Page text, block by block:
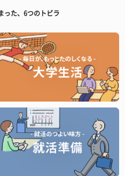
った、6つのトビラ